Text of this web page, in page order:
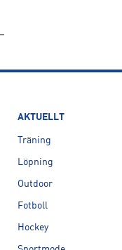
AKTUELLT
Träning
Löpning
Outdoor
Fotboll
Hockey